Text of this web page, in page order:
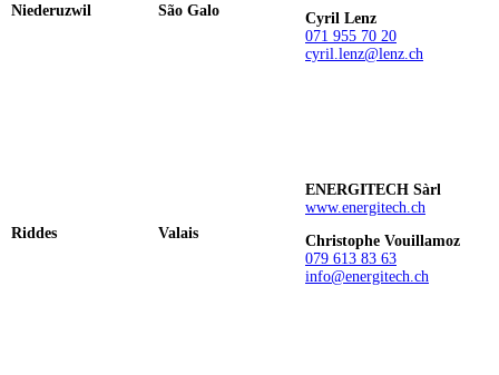
Niederuzwil São Galo
Cyril Lenz
071 955 70 20
cyril.lenz@lenz.ch
Riddes Valais
ENERGITECH Sàrl
www.energitech.ch
Christophe Vouillamoz
079 613 83 63
info@energitech.ch